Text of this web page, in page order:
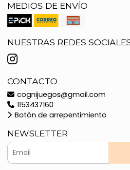
MEDIOS DE ENVÍO
NUESTRAS REDES
CONTACTO
cognijuegos@gmail.com
1153437160
Botón de arrepentimiento
NEWSLETTER